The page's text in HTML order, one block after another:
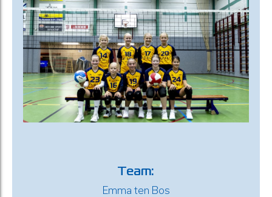
Team:
Emma ten Bos